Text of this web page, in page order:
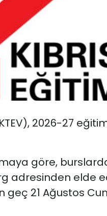
2026-27
göre,
adresinden elde
geç 21 Ağustos